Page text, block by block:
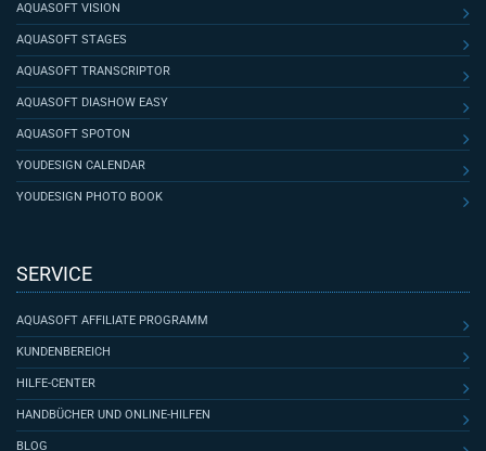
AQUASOFT VISION
AQUASOFT STAGES
AQUASOFT TRANSCRIPTOR
AQUASOFT DIASHOW EASY
AQUASOFT SPOTON
YOUDESIGN CALENDAR
YOUDESIGN PHOTO BOOK
SERVICE
AQUASOFT AFFILIATE PROGRAMM
KUNDENBEREICH
HILFE-CENTER
HANDBÜCHER UND ONLINE-HILFEN
BLOG